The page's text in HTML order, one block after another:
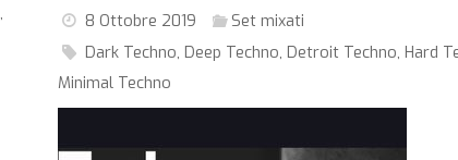
,
8 Ottobre 2019
Set mixati
Dark Techno, Deep Techno, Detroit Techno, Hard
Minimal Techno